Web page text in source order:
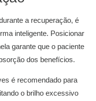
a recuperação, é
inteligente. Posicionar
garante que o paciente
dos benefícios.
é recomendado para
o brilho excessivo